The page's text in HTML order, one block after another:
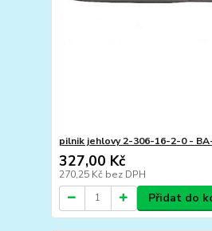
pilnik jehlovy 2-306-16-2-0 -
327,00 Kč
270,25 Kč bez DPH
Přidat do